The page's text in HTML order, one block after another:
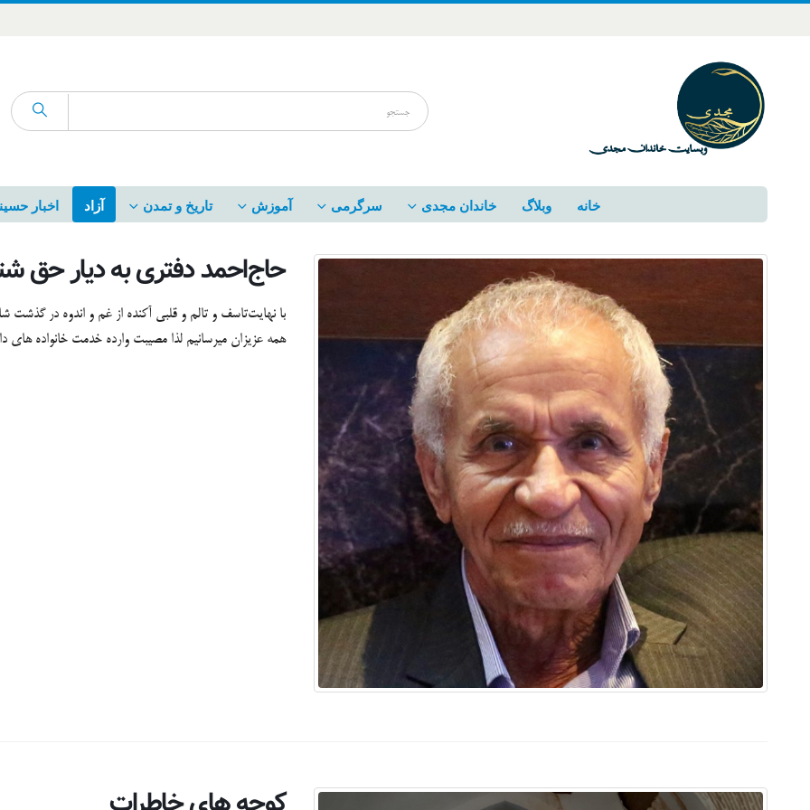
خانه وبلاگ خاندان مجدی سرگرمی آموزش تاریخ و تمدن آزاد اخبار
حاج‌احمد دفتری به دیار حق
با نهایت‌تاسف و تالم و قلبی آکنده از غم و اندوه در
همه عزیزان میرسانیم لذا مصیبت وارده خدمت خانواده